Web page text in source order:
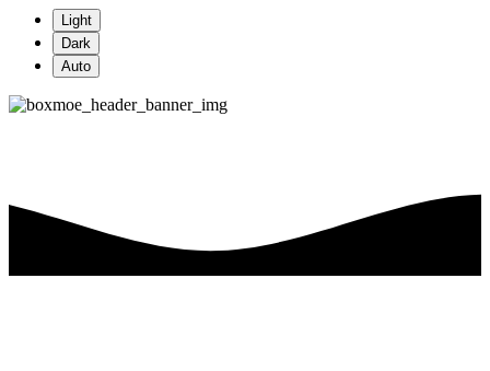
Light
Dark
Auto